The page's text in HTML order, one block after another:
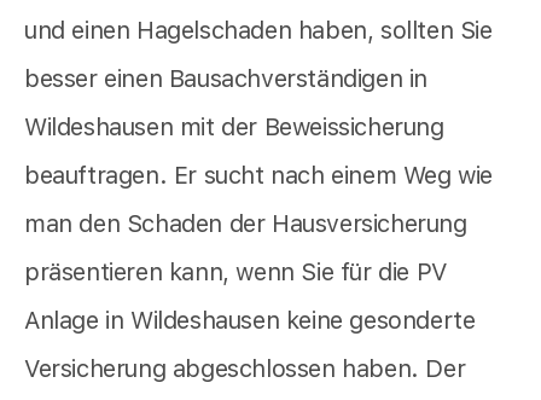
und einen Hagelschaden haben, sollten Sie
besser einen Bausachverständigen in
Wildeshausen mit der Beweissicherung
beauftragen. Er sucht nach einem Weg wie
man den Schaden der Hausversicherung
präsentieren kann, wenn Sie für die PV
Anlage in Wildeshausen keine gesonderte
Versicherung abgeschlossen haben. Der